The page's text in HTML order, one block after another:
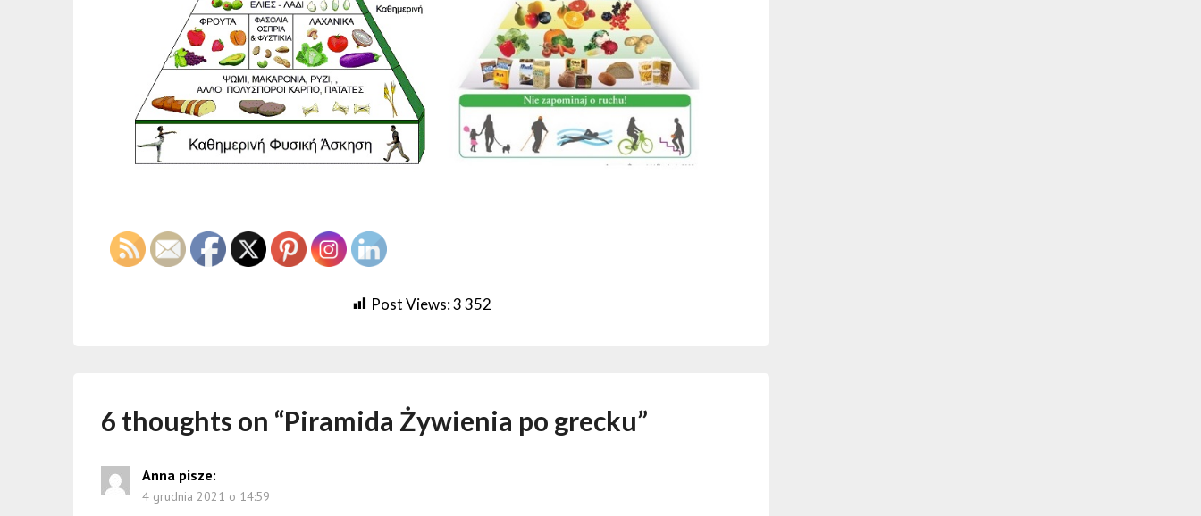
Post Views:3 352
6 thoughts on “Piramida Żywienia po grecku”
Anna pisze:
4 grudnia 2021 o 14:59